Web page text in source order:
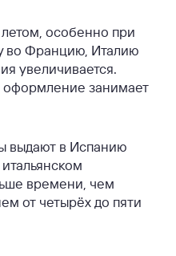
особенно при
во Францию, Италию
увеличивается.
оформление занимает
выдают в Испанию
времени, чем
от четырёх до пяти